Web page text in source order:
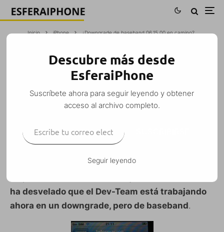
Inicio iPhone ¿Downgrade de baseband 06.15.00 en camino?
¿DOWNGRADE DE BASEBAND 06.15.00
EN CAMINO?
CostaXtreme · iPhone Noticias Rumores · 9 diciembre, 2010
1 Minuto de lectura
MuscleNerdcomo protagonista, mientras
ha desvelado que el Dev-Team está trabajando
ahora en un downgrade, pero de baseband.
Descubre más desde
EsferaiPhone
Suscríbete ahora para seguir leyendo y obtener
acceso al archivo completo.
Seguir leyendo